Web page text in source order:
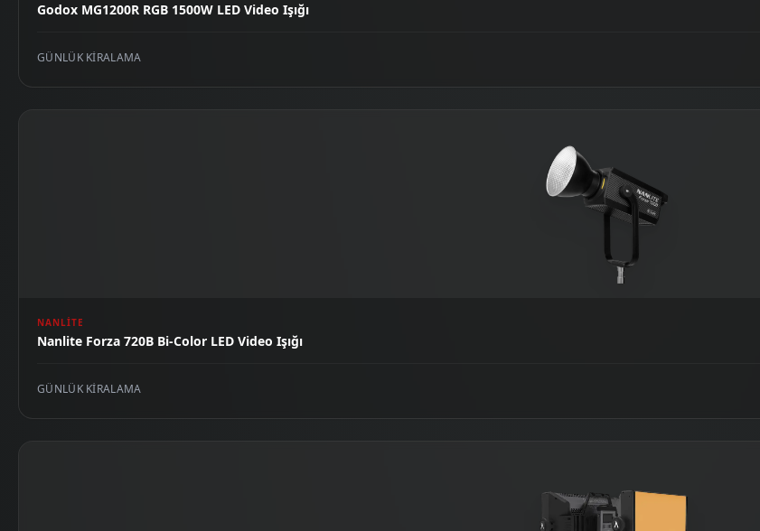
Godox MG1200R RGB 1500W LED Video Işığı
GÜNLÜK KIRALAMA
NANLITE
Nanlite Forza 720B Bi-Color LED Video Işığı
GÜNLÜK KIRALAMA